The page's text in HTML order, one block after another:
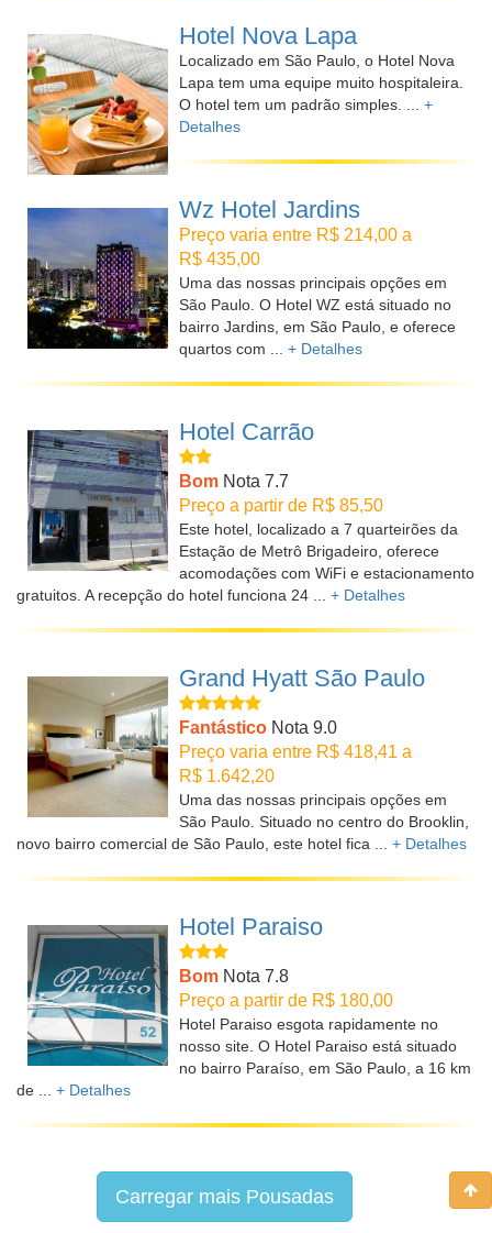
Hotel Nova Lapa
Localizado em São Paulo, o Hotel Nova
Lapa tem uma equipe muito hospitaleira.
O hotel tem um padrão simples. ... +
Detalhes
Wz Hotel Jardins
Preço varia entre R$ 214,00 a
R$ 435,00
Uma das nossas principais opções em
São Paulo. O Hotel WZ está situado no
bairro Jardins, em São Paulo, e oferece
quartos com ... + Detalhes
Hotel Carrão
Bom Nota 7.7
Preço a partir de R$ 85,50
Este hotel, localizado a 7 quarteirões da
Estação de Metrô Brigadeiro, oferece
acomodações com WiFi e estacionamento
gratuitos. A recepção do hotel funciona 24 ... + Detalhes
Grand Hyatt São Paulo
Fantástico Nota 9.0
Preço varia entre R$ 418,41 a
R$ 1.642,20
Uma das nossas principais opções em
São Paulo. Situado no centro do Brooklin,
novo bairro comercial de São Paulo, este hotel fica ... + Detalhes
Hotel Paraiso
Bom Nota 7.8
Preço a partir de R$ 180,00
Hotel Paraiso esgota rapidamente no
nosso site. O Hotel Paraiso está situado
no bairro Paraíso, em São Paulo, a 16 km
de ... + Detalhes
Carregar mais Pousadas